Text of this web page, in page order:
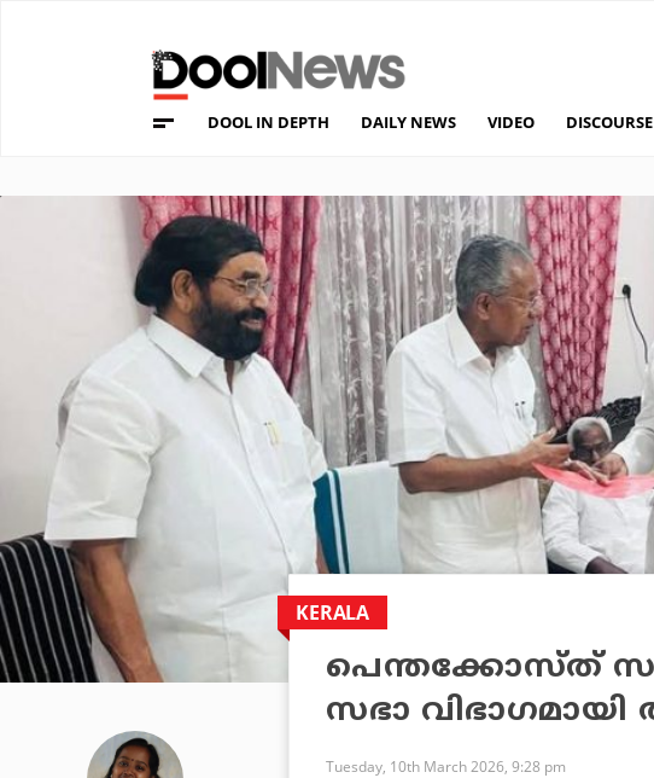
DOOL IN DEPTH DAILY NEWS VIDEO DISCOURSE
KERALA
പെന്തക്കോസ്ത്
സഭാ വിഭാഗമായി
Tuesday, 10th March 2026, 9:28 pm